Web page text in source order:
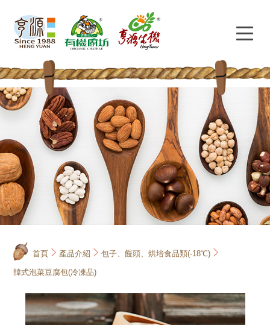
首頁 產品介紹 包子、饅頭、烘培食品類(-18℃)
韓式泡菜豆腐包(冷凍品)